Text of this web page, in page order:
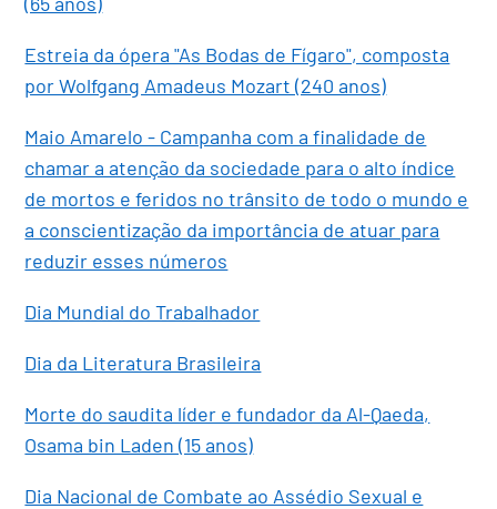
Estreia da ópera "As Bodas de Fígaro", composta
por Wolfgang Amadeus Mozart (240 anos)
Maio Amarelo - Campanha com a finalidade de
chamar a atenção da sociedade para o alto índice
de mortos e feridos no trânsito de todo o mundo e
a conscientização da importância de atuar para
reduzir esses números
Dia Mundial do Trabalhador
Dia da Literatura Brasileira
Morte do saudita líder e fundador da Al-Qaeda,
Osama bin Laden (15 anos)
Dia Nacional de Combate ao Assédio Sexual e